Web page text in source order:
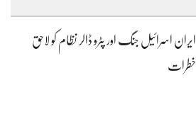
ایران اسرائیل جنگ اور پٹرو ڈالر نظام کو لاحق
خطرات